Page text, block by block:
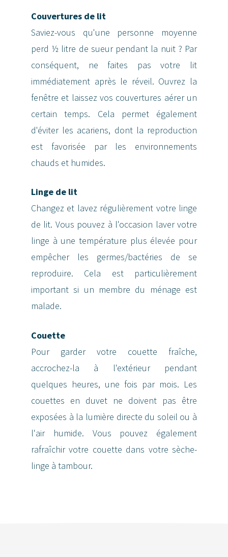
Couvertures de lit
Saviez-vous qu'une personne moyenne
perd ½ litre de sueur pendant la nuit ? Par
conséquent, ne faites pas votre lit
immédiatement après le réveil. Ouvrez la
fenêtre et laissez vos couvertures aérer un
certain temps. Cela permet également
d'éviter les acariens, dont la reproduction
est favorisée par les environnements
chauds et humides.
Linge de lit
Changez et lavez régulièrement votre linge
de lit. Vous pouvez à l'occasion laver votre
linge à une température plus élevée pour
empêcher les germes/bactéries de se
reproduire. Cela est particulièrement
important si un membre du ménage est
malade.
Couette
Pour garder votre couette fraîche,
accrochez-la à l'extérieur pendant
quelques heures, une fois par mois. Les
couettes en duvet ne doivent pas être
exposées à la lumière directe du soleil ou à
l'air humide. Vous pouvez également
rafraîchir votre couette dans votre sèche-
linge à tambour.